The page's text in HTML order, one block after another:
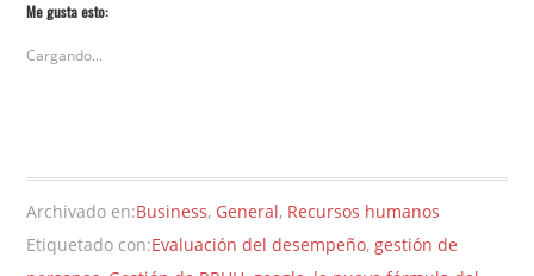
Me gusta esto:
Cargando...
Archivado en:Business, General, Recursos humanos
Etiquetado con:Evaluación del desempeño,gestión de